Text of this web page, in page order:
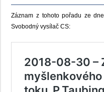
Záznam z tohoto pořadu ze
Svobodný vysílač CS: